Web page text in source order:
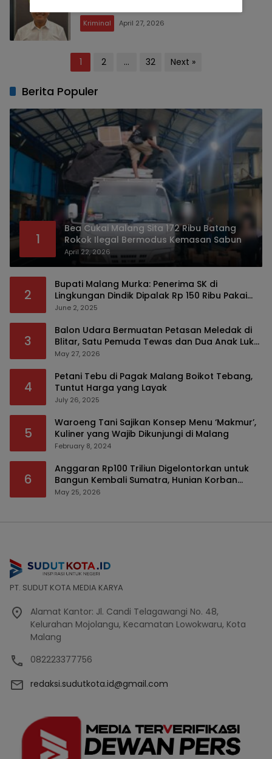
Kriminal April 27, 2026
1 2 … 32 Next »
Berita Populer
1
Bea Cukai Malang Sita 172 Ribu Batang
Rokok Ilegal Bermodus Kemasan Sabun
April 22, 2026
2
Bupati Malang Murka: Penerima SK di
Lingkungan Dindik Dipalak Rp 150 Ribu Pakai
Modus Tumpengan, KPK Turut Pantau
June 2, 2025
3
Balon Udara Bermuatan Petasan Meledak di
Blitar, Satu Pemuda Tewas dan Dua Anak Luka
Serius
May 27, 2026
4
Petani Tebu di Pagak Malang Boikot Tebang,
Tuntut Harga yang Layak
July 26, 2025
5
Waroeng Tani Sajikan Konsep Menu ‘Makmur’,
Kuliner yang Wajib Dikunjungi di Malang
February 8, 2024
6
Anggaran Rp100 Triliun Digelontorkan untuk
Bangun Kembali Sumatra, Hunian Korban
Bencana Bakal Difokuskan
May 25, 2026
PT. SUDUT KOTA MEDIA KARYA
Alamat Kantor: Jl. Candi Telagawangi No. 48,
Kelurahan Mojolangu, Kecamatan Lowokwaru, Kota
Malang
082223377756
redaksi.sudutkota.id@gmail.com